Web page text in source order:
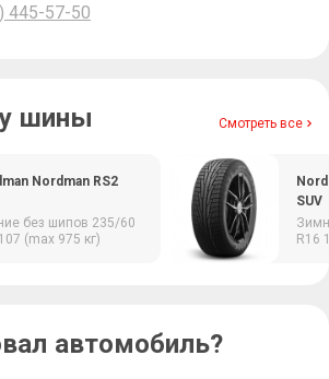
445-57-50
шины Смотреть все
Nordman RS2
без шипов 235/60
107 (max 975 кг)
SUV
R16
автомобиль?